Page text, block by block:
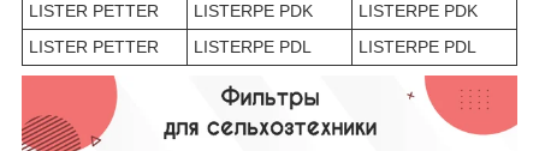
LISTER PETTER
LISTERPE PDK
LISTERPE PDK
LISTER PETTER
LISTERPE PDL LISTERPE PDL